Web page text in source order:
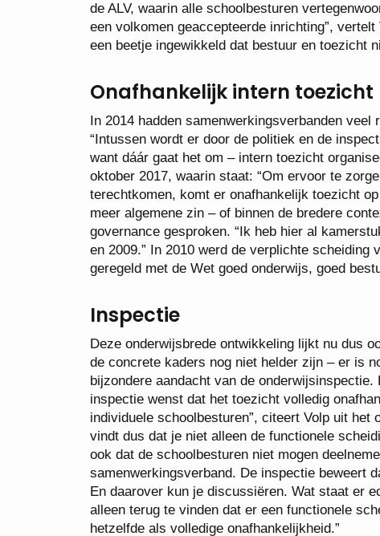
de ALV, waarin alle schoolbesturen
een volkomen geaccepteerde inrichting”,
een beetje ingewikkeld dat bestuur en toezicht
Onafhankelijk intern toezicht
In 2014 hadden samenwerkingsverbanden
“Intussen wordt er door de politiek en de
want dáár gaat het om – intern toezicht
oktober 2017, waarin staat: “Om ervoor te
terechtkomen, komt er onafhankelijk toezicht
meer algemene zin – of binnen de bredere
governance gesproken. “Ik heb hier al
en 2009.” In 2010 werd de verplichte
geregeld met de Wet goed onderwijs, goed
Inspectie
Deze onderwijsbrede ontwikkeling lijkt nu dus
de concrete kaders nog niet helder zijn – er is
bijzondere aandacht van de
inspectie wenst dat het toezicht volledig
individuele schoolbesturen”, citeert Volp uit het
vindt dus dat je niet alleen de functionele
ook dat de schoolbesturen niet mogen
samenwerkingsverband. De inspectie beweert
En daarover kun je discussiëren. Wat staat er
alleen terug te vinden dat er een functionele
hetzelfde als volledige onafhankelijkheid.”